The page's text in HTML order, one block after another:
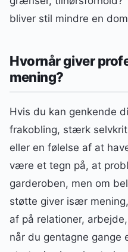
bliver stil mindre en
Hvornår giver
mening?
Hvis du kan genkende
frakobling, stærk
eller en følelse af at
være et tegn på, at
garderoben, men om
støtte giver især
af på relationer,
når du gentagne gange